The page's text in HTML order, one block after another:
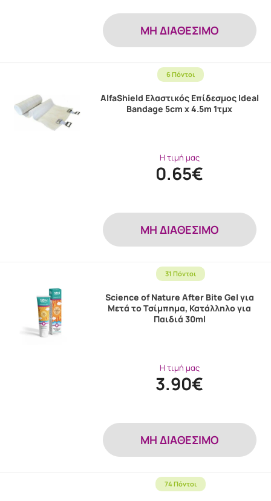
MH ΔΙΑΘΕΣΙΜΟ
6 Πόντοι
AlfaShield Ελαστικός Επίδεσμος Ideal
Bandage 5cm x 4.5m 1τμχ
Η τιμή μας
0.65€
MH ΔΙΑΘΕΣΙΜΟ
31 Πόντοι
Science of Nature After Bite Gel για
Μετά το Τσίμπημα, Κατάλληλο για
Παιδιά 30ml
Η τιμή μας
3.90€
MH ΔΙΑΘΕΣΙΜΟ
74 Πόντοι